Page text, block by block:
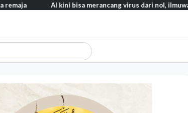
AI kini bisa merancang virus dari nol, ilmuwan